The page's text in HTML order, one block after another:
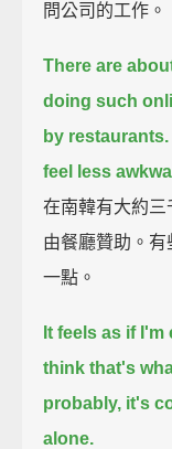
問公司的工作。
There are
doing such
by restaurants.
feel less
在南韓有大約
由餐廳贊助。
一點。
It feels as if I'm
think that's
probably, it's
alone.